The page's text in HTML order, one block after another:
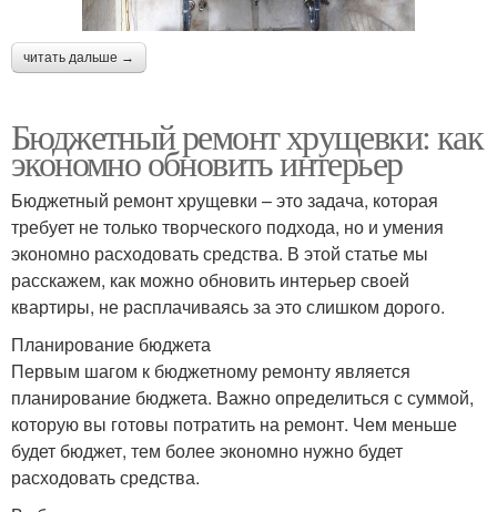
читать дальше →
Бюджетный ремонт хрущевки: как
экономно обновить интерьер
Бюджетный ремонт хрущевки – это задача, которая
требует не только творческого подхода, но и умения
экономно расходовать средства. В этой статье мы
расскажем, как можно обновить интерьер своей
квартиры, не расплачиваясь за это слишком дорого.
Планирование бюджета
Первым шагом к бюджетному ремонту является
планирование бюджета. Важно определиться с суммой,
которую вы готовы потратить на ремонт. Чем меньше
будет бюджет, тем более экономно нужно будет
расходовать средства.